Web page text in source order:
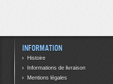
Information
Histoire
Informations de livraison
Mentions légales